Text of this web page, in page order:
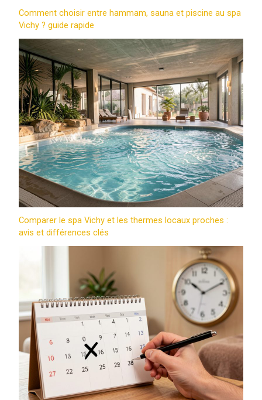
Comment choisir entre hammam, sauna et piscine au spa
Vichy ? guide rapide
Comparer le spa Vichy et les thermes locaux proches :
avis et différences clés